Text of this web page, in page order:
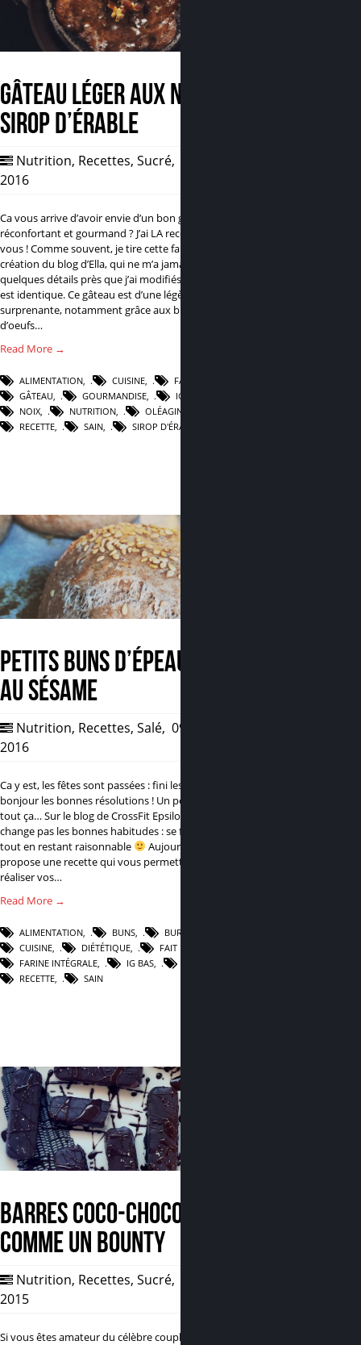
Gâteau léger aux noix et
sirop d’érable
Nutrition, Recettes, Sucré,
2016
Ca vous arrive d’avoir envie d’un bon gâteau,
réconfortant et gourmand ? J’ai LA recette pour
vous ! Comme souvent, je tire cette fabuleuse
création du blog d’Ella, qui ne m’a jamais déçue. A
quelques détails près que j’ai modifiés, la recette
est identique. Ce gâteau est d’une légèreté
surprenante, notamment grâce aux blancs
d’oeufs…
Read More →
ALIMENTATION CUISINE FAIT MAISON
GÂTEAU
GOURMANDISE IG BAS
NOIX, NUTRITION, OLÉAGINEUX
RECETTE, SAIN, SIROP D'ÉRABLE
Petits buns d’épeautre
au sésame
Nutrition, Recettes, Salé, 09 Jan,
2016
Ca y est, les fêtes sont passées : fini les excès,
bonjour les bonnes résolutions ! Un peu ennuyeux
tout ça… Sur le blog de CrossFit Epsilon, on ne
change pas les bonnes habitudes : se faire plaisir
tout en restant raisonnable
Aujourd’hui je vous
propose une recette qui vous permettra de
réaliser vos…
Read More →
ALIMENTATION BUNS BURGER
CUISINE
DIÉTÉTIQUE FAIT MAISON
FARINE INTÉGRALE
IG BAS
RECETTE
SAIN
Barres coco-choco
comme un Bounty
Nutrition, Recettes, Sucré,
2015
Si vous êtes amateur du célèbre couple